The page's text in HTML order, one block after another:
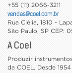
+55 (11) 2066-3211
vendas@coel.com.br
Rua Clélia, 1810 -
São Paulo, SP CEP:
A Coel
Produzir
da COEL. Desde